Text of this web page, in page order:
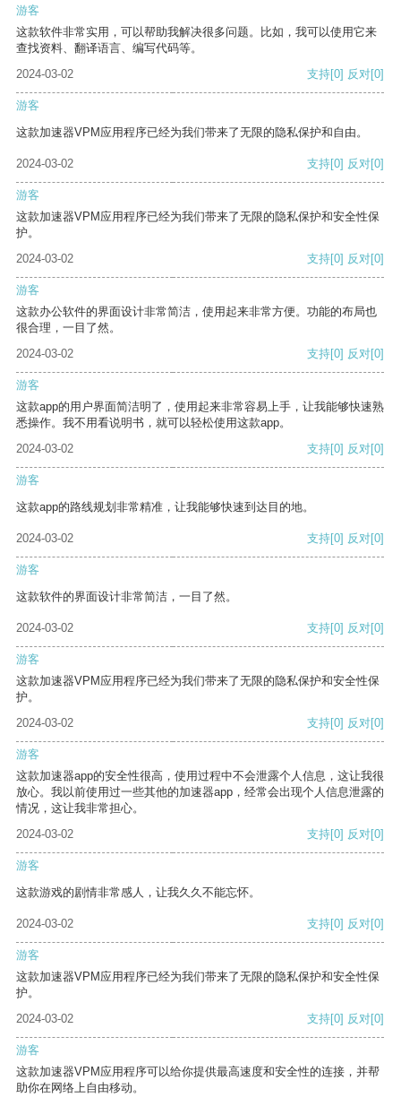
游客
这款软件非常实用，可以帮助我解决很多问题。比如，我可以使用它来
查找资料、翻译语言、编写代码等。
2024-03-02
支持[0] 反对[0]
游客
这款加速器VPM应用程序已经为我们带来了无限的隐私保护和自由。
2024-03-02 支持[0] 反对[0]
游客
这款加速器VPM应用程序已经为我们带来了无限的隐私保护和安全性保
护。
2024-03-02
支持[0] 反对[0]
游客
这款办公软件的界面设计非常简洁，使用起来非常方便。功能的布局也
很合理，一目了然。
2024-03-02
支持[0] 反对[0]
游客
这款app的用户界面简洁明了，使用起来非常容易上手，让我能够快速熟
悉操作。我不用看说明书，就可以轻松使用这款app。
2024-03-02
支持[0] 反对[0]
游客
这款app的路线规划非常精准，让我能够快速到达目的地。
2024-03-02 支持[0] 反对[0]
游客
这款软件的界面设计非常简洁，一目了然。
2024-03-02 支持[0] 反对[0]
游客
这款加速器VPM应用程序已经为我们带来了无限的隐私保护和安全性保
护。
2024-03-02
支持[0] 反对[0]
游客
这款加速器app的安全性很高，使用过程中不会泄露个人信息，这让我很
放心。我以前使用过一些其他的加速器app，经常会出现个人信息泄露的
情况，这让我非常担心。
2024-03-02
支持[0] 反对[0]
游客
这款游戏的剧情非常感人，让我久久不能忘怀。
2024-03-02 支持[0] 反对[0]
游客
这款加速器VPM应用程序已经为我们带来了无限的隐私保护和安全性保
护。
2024-03-02
支持[0] 反对[0]
游客
这款加速器VPM应用程序可以给你提供最高速度和安全性的连接，并帮
助你在网络上自由移动。